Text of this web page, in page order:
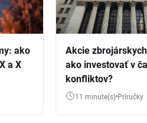
ako
a X
Akcie
ako investovať v
konfliktov?
11 minute(s) Príručky